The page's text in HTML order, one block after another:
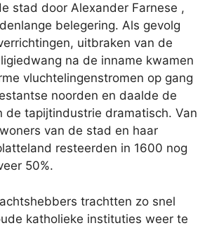
stad door Alexander Farnese ,
belegering. Als gevolg
uitbraken van de
na de inname kwamen
vluchtelingenstromen op gang
noorden en daalde de
de tapijtindustrie dramatisch. Van
van de stad en haar
resteerden in 1600 nog
50%.
trachtten zo snel
katholieke instituties weer te